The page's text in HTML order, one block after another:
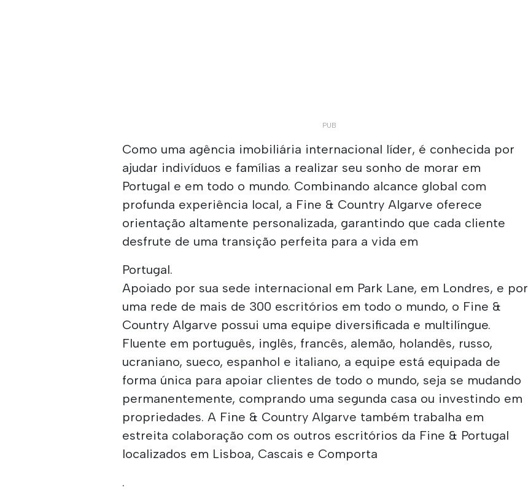
Como uma agência imobiliária internacional líder, é conhecida por
ajudar indivíduos e famílias a realizar seu sonho de morar em
Portugal e em todo o mundo. Combinando alcance global com
profunda experiência local, a Fine & Country Algarve oferece
orientação altamente personalizada, garantindo que cada cliente
desfrute de uma transição perfeita para a vida em
Portugal.
Apoiado por sua sede internacional em Park Lane, em Londres, e por
uma rede de mais de 300 escritórios em todo o mundo, o Fine &
Country Algarve possui uma equipe diversificada e multilíngue.
Fluente em português, inglês, francês, alemão, holandês, russo,
ucraniano, sueco, espanhol e italiano, a equipe está equipada de
forma única para apoiar clientes de todo o mundo, seja se mudando
permanentemente, comprando uma segunda casa ou investindo em
propriedades. A Fine & Country Algarve também trabalha em
estreita colaboração com os outros escritórios da Fine & Portugal
localizados em Lisboa, Cascais e Comporta
.